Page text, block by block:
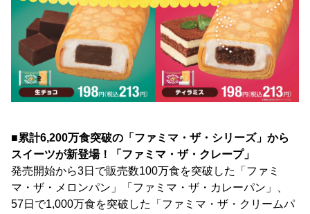
■累計6,200万食突破の「ファミマ・ザ・シリーズ」から
スイーツが新登場！「ファミマ・ザ・クレープ」
発売開始から3日で販売数100万食を突破した「ファミ
マ・ザ・メロンパン」「ファミマ・ザ・カレーパン」、
57日で1,000万食を突破した「ファミマ・ザ・クリームパ